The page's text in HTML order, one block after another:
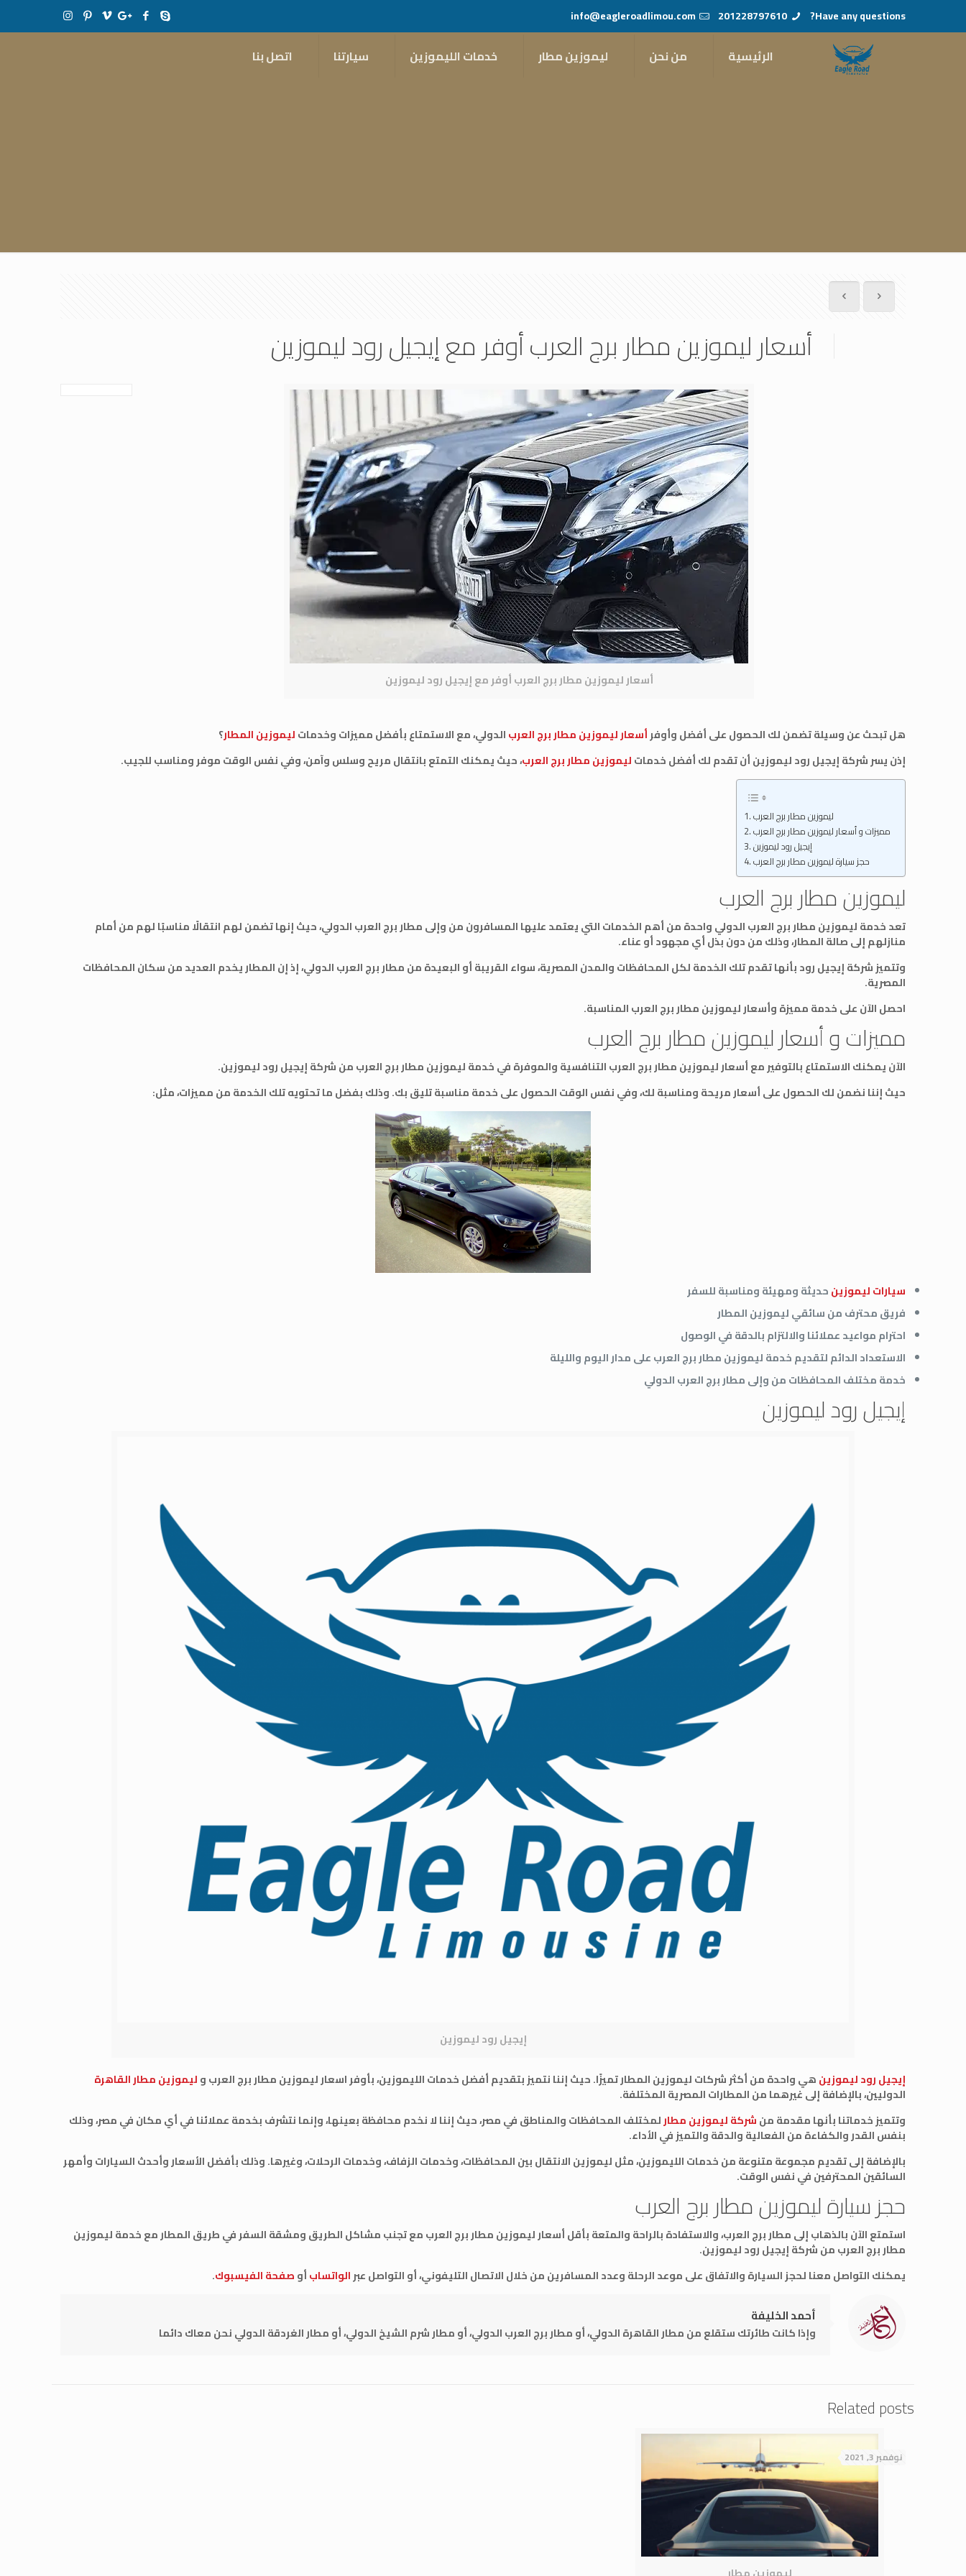
Have any questions?
201228797610
info@eagleroadlimou.com
الرئيسية من نحن ليموزين مطار خدمات الليموزين سيارتنا اتصل بنا
أسعار ليموزين مطار برج العرب أوفر مع إيجيل رود ليموزين
أسعار ليموزين مطار برج العرب أوفر مع إيجيل رود ليموزين
هل تبحث عن وسيلة تضمن لك الحصول على أفضل وأوفرأسعار ليموزين مطار برج العربالدولي، مع الاستمتاع بأفضل مميزات وخدماتليموزين المطار؟
إذن يسر شركة إيجيل رود ليموزين أن تقدم لك أفضل خدماتليموزين مطار برج العرب، حيث يمكنك التمتع بانتقال مريح وسلس وآمن، وفي نفس الوقت موفر ومناسب للجيب.
ليموزين مطار برج العرب
مميزات و أسعار ليموزين مطار برج العرب
إيجيل رود ليموزين
حجز سيارة ليموزين مطار برج العرب
ليموزين مطار برج العرب
تعد خدمة ليموزين مطار برج العرب الدولي واحدة من أهم الخدمات التي يعتمد عليها المسافرون من وإلى مطار برج العرب الدولي، حيث إنها تضمن لهم انتقالًا مناسبًا لهم من أمام
منازلهم إلى صالة المطار، وذلك من دون بذل أي مجهود أو عناء.
وتتميز شركة إيجيل رود بأنها تقدم تلك الخدمة لكل المحافظات والمدن المصرية، سواء القريبة أو البعيدة من مطار برج العرب الدولي، إذ إن المطار يخدم العديد من سكان المحافظات
المصرية.
احصل الآن على خدمة مميزة وأسعار ليموزين مطار برج العرب المناسبة.
مميزات و أسعار ليموزين مطار برج العرب
الآن يمكنك الاستمتاع بالتوفير مع أسعار ليموزين مطار برج العرب التنافسية والموفرة في خدمة ليموزين مطار برج العرب من شركة إيجيل رود ليموزين.
حيث إننا نضمن لك الحصول على أسعار مريحة ومناسبة لك، وفي نفس الوقت الحصول على خدمة مناسبة تليق بك. وذلك بفضل ما تحتويه تلك الخدمة من مميزات، مثل:
سيارات ليموزينحديثة ومهيئة ومناسبة للسفر
فريق محترف من سائقي ليموزين المطار
احترام مواعيد عملائنا والالتزام بالدقة في الوصول
الاستعداد الدائم لتقديم خدمة ليموزين مطار برج العرب على مدار اليوم والليلة
خدمة مختلف المحافظات من وإلى مطار برج العرب الدولي
إيجيل رود ليموزين
إيجيل رود ليموزين
إيجيل رود ليموزينهي واحدة من أكثر شركات ليموزين المطار تميزًا. حيث إننا نتميز بتقديم أفضل خدمات الليموزين، بأوفر اسعار ليموزين مطار برج العرب وليموزين مطار القاهرة
الدوليين، بالإضافة إلى غيرهما من المطارات المصرية المختلفة.
وتتميز خدماتنا بأنها مقدمة منشركة ليموزين مطارلمختلف المحافظات والمناطق في مصر، حيث إننا لا نخدم محافظة بعينها، وإنما نتشرف بخدمة عملائنا في أي مكان في مصر، وذلك
بنفس القدر والكفاءة من الفعالية والدقة والتميز في الأداء.
بالإضافة إلى تقديم مجموعة متنوعة من خدمات الليموزين، مثل ليموزين الانتقال بين المحافظات، وخدمات الزفاف، وخدمات الرحلات، وغيرها. وذلك بأفضل الأسعار وأحدث السيارات وأمهر
السائقين المحترفين في نفس الوقت.
حجز سيارة ليموزين مطار برج العرب
استمتع الآن بالذهاب إلى مطار برج العرب، والاستفادة بالراحة والمتعة بأقل أسعار ليموزين مطار برج العرب مع تجنب مشاكل الطريق ومشقة السفر في طريق المطار مع خدمة ليموزين
مطار برج العرب من شركة إيجيل رود ليموزين.
يمكنك التواصل معنا لحجز السيارة والاتفاق على موعد الرحلة وعدد المسافرين من خلال الاتصال التليفوني، أو التواصل عبرالواتسابأوصفحة الفيسبوك.
أحمد الخليفة
وإذا كانت طائرتك ستقلع من مطار القاهرة الدولي، أو مطار برج العرب الدولي، أو مطار شرم الشيخ الدولي، أو مطار الغردقة الدولي نحن معاك دائما
Related posts
نوفمبر 3, 2021